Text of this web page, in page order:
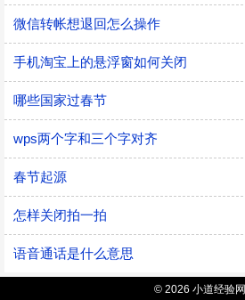
微信转帐想退回怎么操作
手机淘宝上的悬浮窗如何关闭
哪些国家过春节
wps两个字和三个字对齐
春节起源
怎样关闭拍一拍
语音通话是什么意思
© 2026 小道经验网